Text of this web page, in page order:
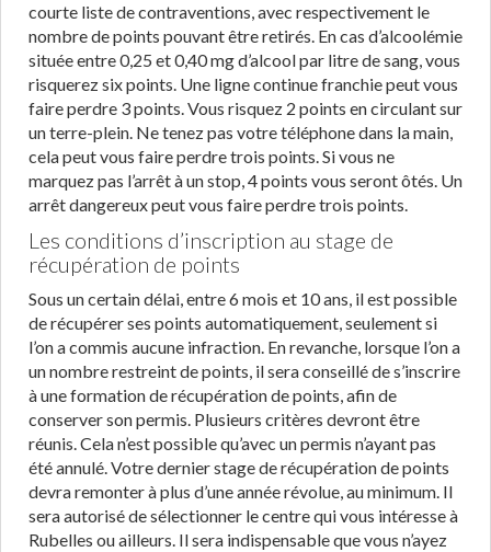
courte liste de contraventions, avec respectivement le
nombre de points pouvant être retirés. En cas d’alcoolémie
située entre 0,25 et 0,40 mg d’alcool par litre de sang, vous
risquerez six points. Une ligne continue franchie peut vous
faire perdre 3 points. Vous risquez 2 points en circulant sur
un terre-plein. Ne tenez pas votre téléphone dans la main,
cela peut vous faire perdre trois points. Si vous ne
marquez pas l’arrêt à un stop, 4 points vous seront ôtés. Un
arrêt dangereux peut vous faire perdre trois points.
Les conditions d’inscription au stage de
récupération de points
Sous un certain délai, entre 6 mois et 10 ans, il est possible
de récupérer ses points automatiquement, seulement si
l’on a commis aucune infraction. En revanche, lorsque l’on a
un nombre restreint de points, il sera conseillé de s’inscrire
à une formation de récupération de points, afin de
conserver son permis. Plusieurs critères devront être
réunis. Cela n’est possible qu’avec un permis n’ayant pas
été annulé. Votre dernier stage de récupération de points
devra remonter à plus d’une année révolue, au minimum. Il
sera autorisé de sélectionner le centre qui vous intéresse à
Rubelles ou ailleurs. Il sera indispensable que vous n’ayez